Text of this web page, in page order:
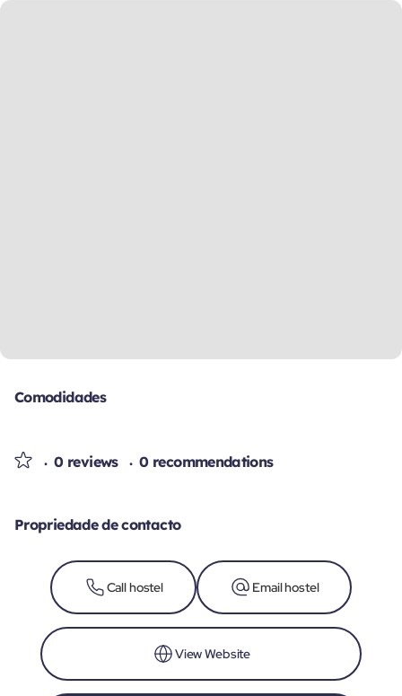
Comodidades
0 reviews 0 recommendations
Propriedade de contacto
Call hostel Email hostel
View Website